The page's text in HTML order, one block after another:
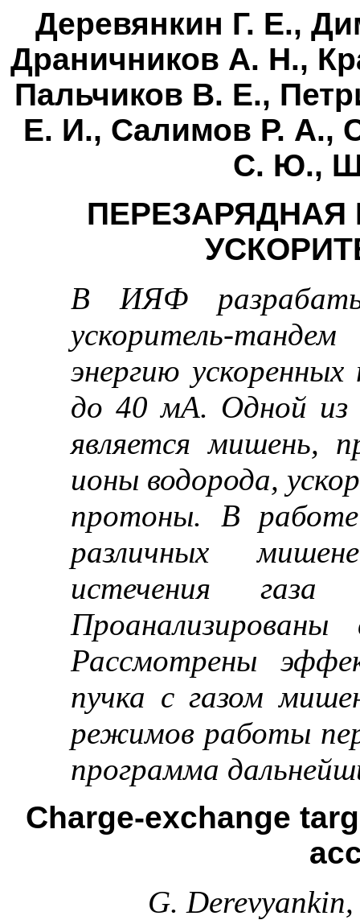
Деревянкин Г. Е.,
Драничников А. Н.,
Пальчиков В. Е.,
Е. И., Салимов Р. А.,
С. Ю.,
ПЕРЕЗАРЯДНАЯ
В ИЯФ
ускоритель-
энергию
до 40 мА. Одной из
является мишень,
ионы водорода,
протоны. В работе
различных
истечения газа
Рассмотрены
пучка с газом
режимов работы
программа
Charge-exchange
G.